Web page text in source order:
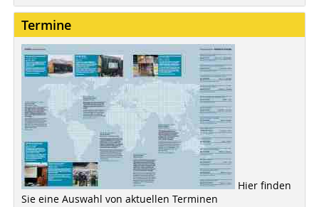
Termine
Hier finden
Sie eine Auswahl von aktuellen Terminen